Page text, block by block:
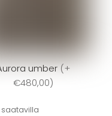
umber(+
€480,00)